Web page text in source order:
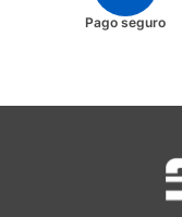
Pago seguro